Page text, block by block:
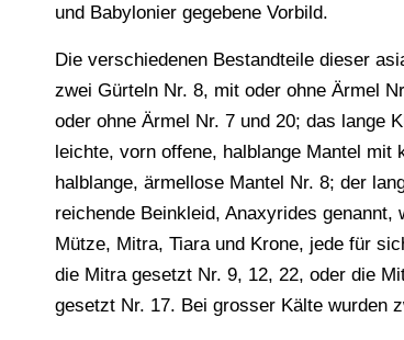
und Babylonier gegebene Vorbild.
Die verschiedenen Bestandteile dieser
zwei Gürteln Nr. 8, mit oder ohne Ärmel
oder ohne Ärmel Nr. 7 und 20; das lange
leichte, vorn offene, halblange Mantel
halblange, ärmellose Mantel Nr. 8; der
reichende Beinkleid, Anaxyrides
Mütze, Mitra, Tiara und Krone, jede für
die Mitra gesetzt Nr. 9, 12, 22, oder die
gesetzt Nr. 17. Bei grosser Kälte wurden